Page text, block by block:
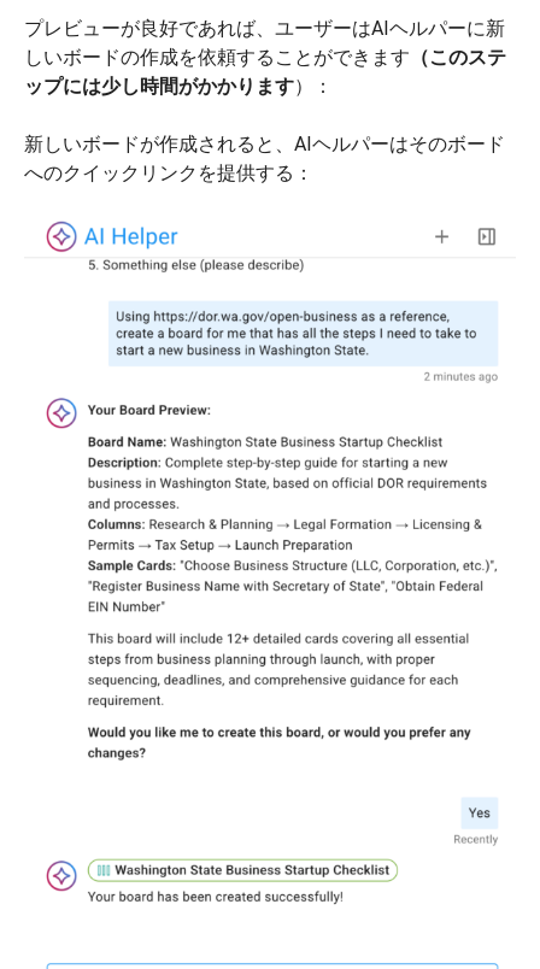
プレビューが良好であれば、ユーザーはAIヘルパーに新
しいボードの作成を依頼することができます （このステ
ップには少し時間がかかります）：
新しいボードが作成されると、AIヘルパーはそのボード
へのクイックリンクを提供する：